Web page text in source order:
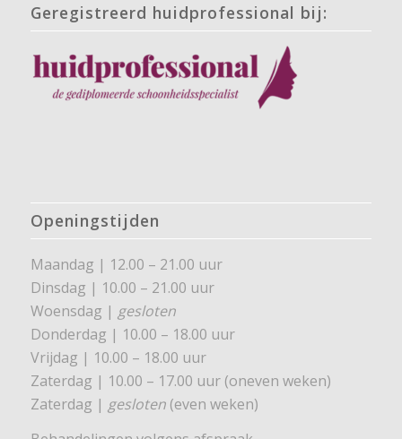
Geregistreerd huidprofessional bij:
Openingstijden
Maandag | 12.00 – 21.00 uur
Dinsdag | 10.00 – 21.00 uur
Woensdag | gesloten
Donderdag | 10.00 – 18.00 uur
Vrijdag | 10.00 – 18.00 uur
Zaterdag | 10.00 – 17.00 uur (oneven weken)
Zaterdag | gesloten(even weken)